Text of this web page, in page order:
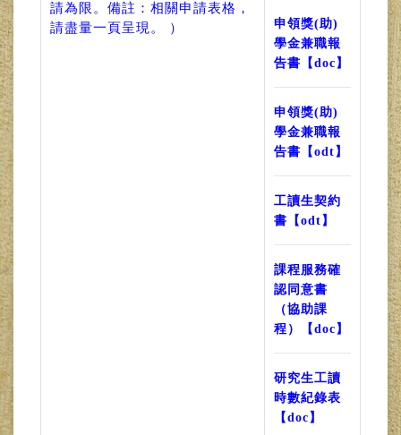
請為限。備註：相關申請表格，
請盡量一頁呈現。 ）
申領獎(助)
學金兼職報
告書【doc】
申領獎(助)
學金兼職報
告書【odt】
工讀生契約
書【odt】
課程服務確
認同意書
（協助課
程）【doc】
研究生工讀
時數紀錄表
【doc】